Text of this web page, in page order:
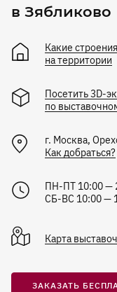
в Зябликово
Какие
на территории
Посетить 3D-
по
г. Москва,
Как добраться?
ПН-ПТ 10:00 —
СБ-ВС 10:00 —
Карта
ЗАКАЗАТЬ